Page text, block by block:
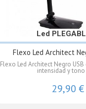
Led
Flexo Led Architect
Flexo Led Architect Negro
intensidad y
29,90 €